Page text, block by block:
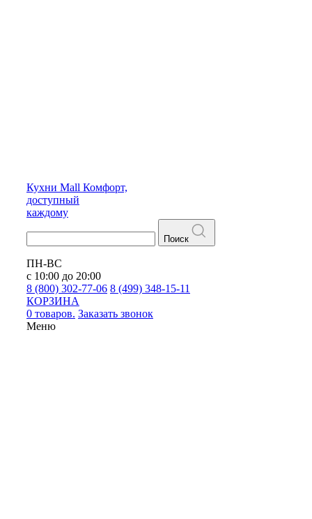
Кухни Mall Комфорт,
доступный
каждому
Поиск
ПН-ВС
с 10:00 до 20:00
8 (800) 302-77-06 8 (499) 348-15-11
КОРЗИНА
0 товаров. Заказать звонок
Меню